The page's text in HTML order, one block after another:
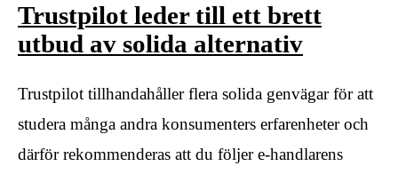
Trustpilot leder till ett brett
utbud av solida alternativ
Trustpilot tillhandahåller flera solida genvägar för att
studera många andra konsumenters erfarenheter och
därför rekommenderas att du följer e-handlarens